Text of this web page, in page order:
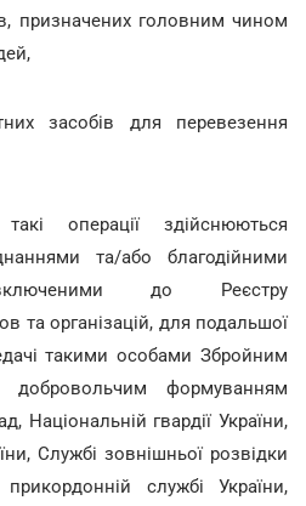
призначених головним чином
засобів для перевезення
операції здійснюються
та/або благодійними
включеними до Реєстру
та організацій, для подальшої
такими особами Збройним
формуванням
Національній гвардії України,
Службі зовнішньої розвідки
службі України,